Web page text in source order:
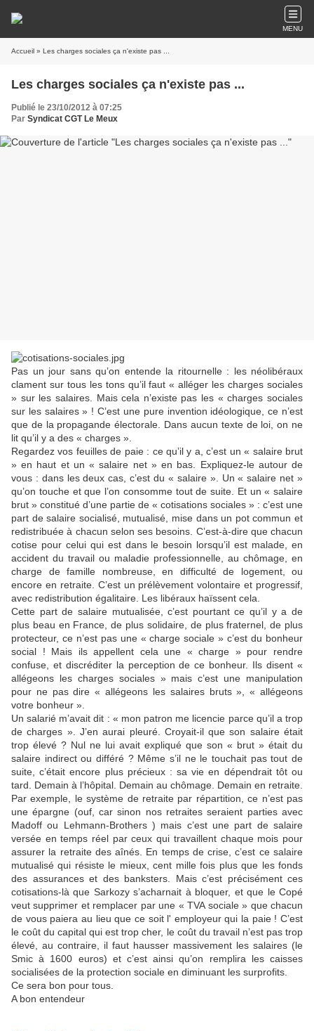
MENU
Accueil » Les charges sociales ça n'existe pas ...
Les charges sociales ça n'existe pas ...
Publié le 23/10/2012 à 07:25
Par Syndicat CGT Le Meux
Pas un jour sans qu’on entende la ritournelle : les néolibéraux
clament sur tous les tons qu’il faut « alléger les charges sociales
» sur les salaires. Mais cela n’existe pas les « charges sociales
sur les salaires » ! C’est une pure invention idéologique, ce n’est
que de la propagande électorale. Dans aucun texte de loi, on ne
lit qu’il y a des « charges ».
Regardez vos feuilles de paie : ce qu’il y a, c’est un « salaire brut
» en haut et un « salaire net » en bas. Expliquez-le autour de
vous : dans les deux cas, c’est du « salaire ». Un « salaire net »
qu’on touche et que l’on consomme tout de suite. Et un « salaire
brut » constitué d’une partie de « cotisations sociales » : c’est une
part de salaire socialisé, mutualisé, mise dans un pot commun et
redistribuée à chacun selon ses besoins. C’est-à-dire que chacun
cotise pour celui qui est dans le besoin lorsqu’il est malade, en
accident du travail ou maladie professionnelle, au chômage, en
charge de famille nombreuse, en difficulté de logement, ou
encore en retraite. C’est un prélèvement volontaire et progressif,
avec redistribution égalitaire. Les libéraux haïssent cela.
Cette part de salaire mutualisée, c’est pourtant ce qu’il y a de
plus beau en France, de plus solidaire, de plus fraternel, de plus
protecteur, ce n’est pas une « charge sociale » c’est du bonheur
social ! Mais ils appellent cela une « charge » pour rendre
confuse, et discréditer la perception de ce bonheur. Ils disent «
allégeons les charges sociales » mais c’est une manipulation
pour ne pas dire « allégeons les salaires bruts », « allégeons
votre bonheur ».
Un salarié m’avait dit : « mon patron me licencie parce qu’il a trop
de charges ». J’en aurai pleuré. Croyait-il que son salaire était
trop élevé ? Nul ne lui avait expliqué que son « brut » était du
salaire indirect ou différé ? Même s’il ne le touchait pas tout de
suite, c’était encore plus précieux : sa vie en dépendrait tôt ou
tard. Demain à l’hôpital. Demain au chômage. Demain en retraite.
Par exemple, le système de retraite par répartition, ce n’est pas
une épargne (ouf, car sinon nos retraites seraient parties avec
Madoff ou Lehmann-Brothers ) mais c’est une part de salaire
versée en temps réel par ceux qui travaillent chaque mois pour
assurer la retraite des aînés. En temps de crise, c’est ce salaire
mutualisé qui résiste le mieux, cent mille fois plus que les fonds
des assurances et des banksters. Mais c’est précisément ces
cotisations-là que Sarkozy s’acharnait à bloquer, et que le Copé
veut supprimer et remplacer par une « TVA sociale » que chacun
de vous paiera au lieu que ce soit l' employeur qui la paie ! C’est
le coût du capital qui est trop cher, le coût du travail n’est pas trop
élevé, au contraire, il faut hausser massivement les salaires (le
Smic à 1600 euros) et c’est ainsi qu’on remplira les caisses
socialisées de la protection sociale en diminuant les surprofits.
Ce sera bon pour tous.
A bon entendeur